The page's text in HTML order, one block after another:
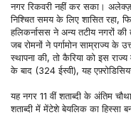
नगर रिकवरी नहीं कर सका।
निश्चित समय के लिए शासित रहा,
हलिकर्नासस ने अन्य तटीय नगरों की
जब रोमनों ने पर्गामोन साम्राज्य के
स्थापना की, तो कैरिया को इस
के बाद (324 ईस्वी), यह
यह नगर 11 वीं शताब्दी के अंतिम
शताब्दी में मेंटेशे बेयलिक का हिस्सा